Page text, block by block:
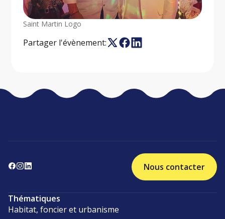
Saint Martin Logo
Partager l'évènement:
Nous contacter
Thématiques
Habitat, foncier et urbanisme